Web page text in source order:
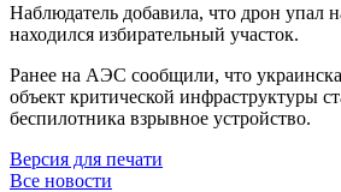
Наблюдатель добавила, что дрон упал
находился избирательный участок.
Ранее на АЭС сообщили, что
объект критической инфраструктуры
беспилотника взрывное устройство.
Версия для печати
Все новости